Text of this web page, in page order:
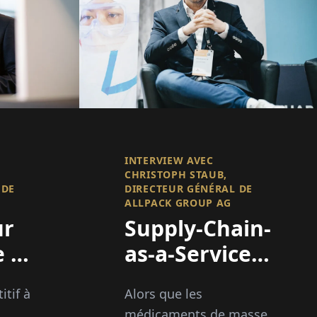
TI
à
INTERVIEW AVEC
CHRISTOPH STAUB,
DIRECTEUR GÉNÉRAL DE
ALLPACK GROUP AG
Supply-Chain-
as-a-Service
médicaments
Alors que les